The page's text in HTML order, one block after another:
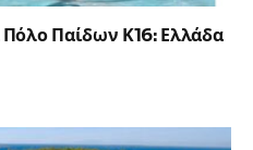
Παίδων Κ16: Ελλάδα